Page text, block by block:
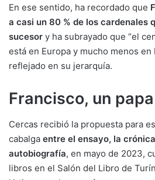
En ese sentido, ha recordado que
a casi un 80 % de los cardenales
sucesor y ha subrayado que “el
está en Europa y mucho menos en
reflejado en su jerarquía.
Francisco, un papa
Cercas recibió la propuesta para
cabalga entre el ensayo, la
autobiografía, en mayo de 2023,
libros en el Salón del Libro de